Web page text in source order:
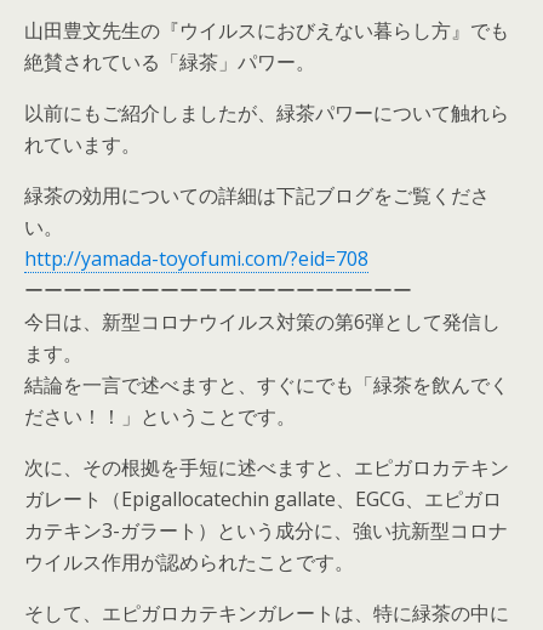
山田豊文先生の『ウイルスにおびえない暮らし方』でも
絶賛されている「緑茶」パワー。
以前にもご紹介しましたが、緑茶パワーについて触れら
れています。
緑茶の効用についての詳細は下記ブログをご覧くださ
い。
http://yamada-toyofumi.com/?eid=708
ーーーーーーーーーーーーーーーーーーーー
今日は、新型コロナウイルス対策の第6弾として発信し
ます。
結論を一言で述べますと、すぐにでも「緑茶を飲んでく
ださい！！」ということです。
次に、その根拠を手短に述べますと、エピガロカテキン
ガレート（Epigallocatechin gallate、EGCG、エピガロ
カテキン3-ガラート）という成分に、強い抗新型コロナ
ウイルス作用が認められたことです。
そして、エピガロカテキンガレートは、特に緑茶の中に